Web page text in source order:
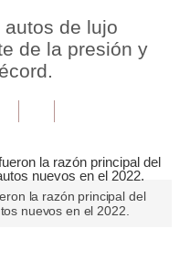
de lujo
de la presión y
la razón principal del
nuevos en el 2022.